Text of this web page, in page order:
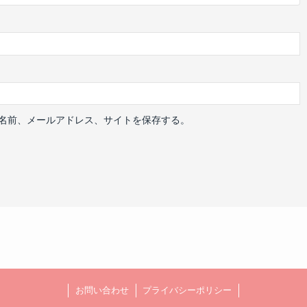
、メールアドレス、サイトを保存する。
お問い合わせ プライバシーポリシー